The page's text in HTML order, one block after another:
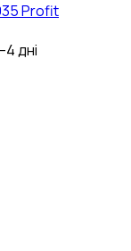
Profit
дні